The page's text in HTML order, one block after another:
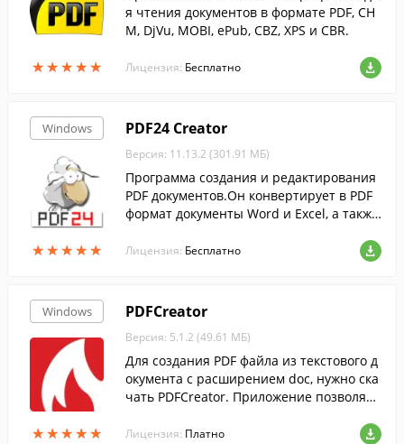
★★★★★
★★★★★
я чтения документов в формате PDF, CH
M, DjVu, MOBI, ePub, CBZ, XPS и CBR.
Лицензия: Бесплатно
Windows
★★★★★
★★★★★
PDF24 Creator
Версия: 11.13.2 (301.91 МБ)
Программа создания и редактирования
PDF документов.Он конвертирует в PDF
формат документы Word и Excel, а также
Лицензия: Бесплатно
Windows
★★★★★
★★★★★
PDFCreator
Версия: 5.1.2 (49.61 МБ)
Для создания PDF файла из текстового д
окумента с расширением doc, нужно ска
чать PDFCreator. Приложение позволяет
орде или Блокноте без конвертеров.
Лицензия: Платно